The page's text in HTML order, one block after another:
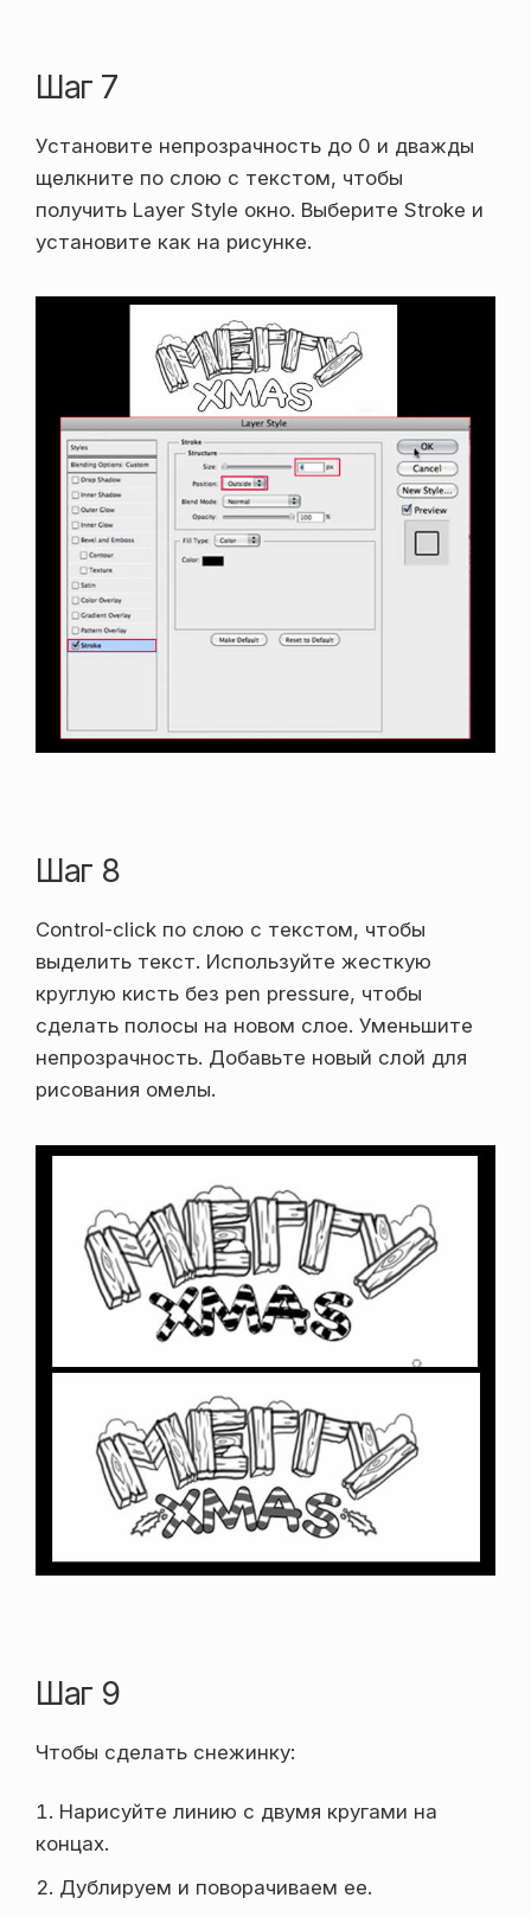
Шаг 7
Установите непрозрачность до 0 и дважды
щелкните по слою с текстом, чтобы
получить Layer Style окно. Выберите Stroke и
установите как на рисунке.
Шаг 8
Control-click по слою с текстом, чтобы
выделить текст. Используйте жесткую
круглую кисть без pen pressure, чтобы
сделать полосы на новом слое. Уменьшите
непрозрачность. Добавьте новый слой для
рисования омелы.
Шаг 9
Чтобы сделать снежинку:
Нарисуйте линию с двумя кругами на
концах.
Дублируем и поворачиваем ее.